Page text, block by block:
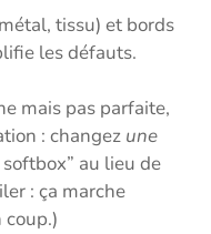
tissu) et bords
les défauts.
mais pas parfaite,
: changez une
au lieu de
: ça marche